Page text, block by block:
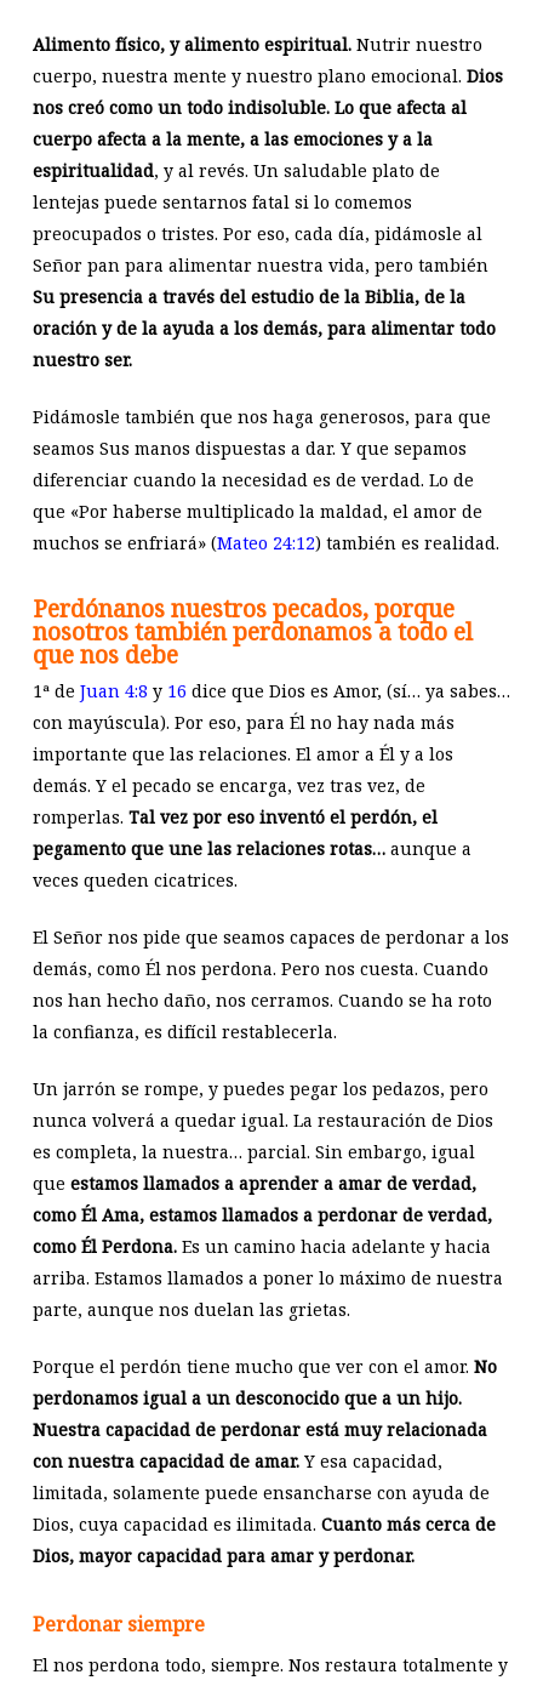
Alimento físico, y alimento espiritual.Nutrir nuestro
cuerpo, nuestra mente y nuestro plano emocional. Dios
nos creó como un todo indisoluble. Lo que afecta al
cuerpo afecta a la mente, a las emociones y a la
espiritualidad, y al revés. Un saludable plato de
lentejas puede sentarnos fatal si lo comemos
preocupados o tristes. Por eso, cada día, pidámosle al
Señor pan para alimentar nuestra vida, pero también
Su presencia a través del estudio de la Biblia, de la
oración y de la ayuda a los demás, para alimentar todo
nuestro ser.
Pidámosle también que nos haga generosos, para que
seamos Sus manos dispuestas a dar. Y que sepamos
diferenciar cuando la necesidad es de verdad. Lo de
que «Por haberse multiplicado la maldad, el amor de
muchos se enfriará» (Mateo 24:12) también es realidad.
Perdónanos nuestros pecados, porque
nosotros también perdonamos a todo el
que nos debe
1ª de Juan 4:8 y 16 dice que Dios es Amor, (sí… ya sabes…
con mayúscula). Por eso, para Él no hay nada más
importante que las relaciones. El amor a Él y a los
demás. Y el pecado se encarga, vez tras vez, de
romperlas. Tal vez por eso inventó el perdón, el
pegamento que une las relaciones rotas…aunque a
veces queden cicatrices.
El Señor nos pide que seamos capaces de perdonar a los
demás, como Él nos perdona. Pero nos cuesta. Cuando
nos han hecho daño, nos cerramos. Cuando se ha roto
la confianza, es difícil restablecerla.
Un jarrón se rompe, y puedes pegar los pedazos, pero
nunca volverá a quedar igual. La restauración de Dios
es completa, la nuestra… parcial. Sin embargo, igual
que estamos llamados a aprender a amar de verdad,
como Él Ama, estamos llamados a perdonar de verdad,
como Él Perdona.Es un camino hacia adelante y hacia
arriba. Estamos llamados a poner lo máximo de nuestra
parte, aunque nos duelan las grietas.
Porque el perdón tiene mucho que ver con el amor. No
perdonamos igual a un desconocido que a un hijo.
Nuestra capacidad de perdonar está muy relacionada
con nuestra capacidad de amar.Y esa capacidad,
limitada, solamente puede ensancharse con ayuda de
Dios, cuya capacidad es ilimitada. Cuanto más cerca de
Dios, mayor capacidad para amar y perdonar.
Perdonar siempre
El nos perdona todo, siempre. Nos restaura totalmente y